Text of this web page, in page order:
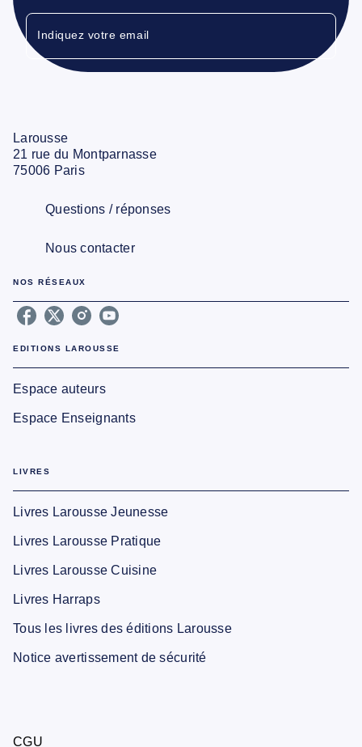
Indiquez votre email
Larousse
21 rue du Montparnasse
75006 Paris
Questions / réponses
Nous contacter
NOS RÉSEAUX
EDITIONS LAROUSSE
Espace auteurs
Espace Enseignants
LIVRES
Livres Larousse Jeunesse
Livres Larousse Pratique
Livres Larousse Cuisine
Livres Harraps
Tous les livres des éditions Larousse
Notice avertissement de sécurité
CGU